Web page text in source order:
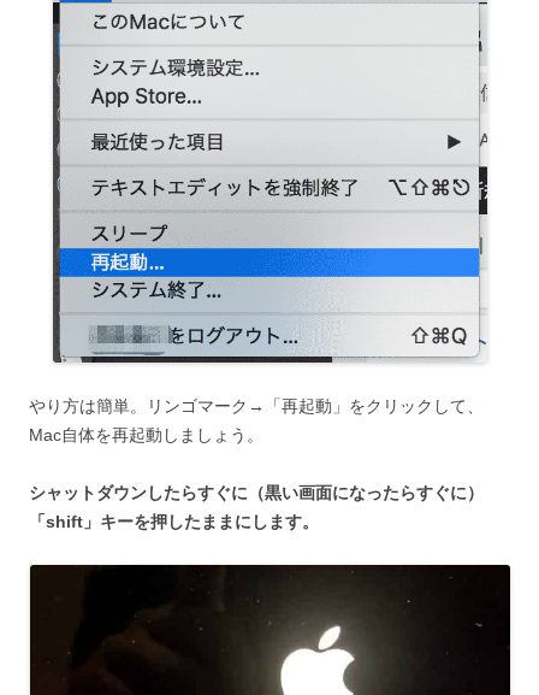
やり方は簡単。リンゴマーク→「再起動」をクリックして、
Mac自体を再起動しましょう。
シャットダウンしたらすぐに（黒い画面になったらすぐに）
「shift」キーを押したままにします。